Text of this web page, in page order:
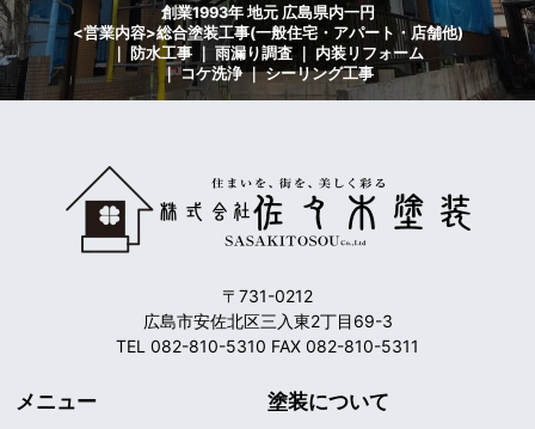
創業1993年 地元 広島県内一円
<営業内容>総合塗装工事(一般住宅・アパート・店舗他)
｜ 防水工事 ｜ 雨漏り調査 ｜ 内装リフォーム
｜ コケ洗浄 ｜ シーリング工事
〒731-0212
広島市安佐北区三入東2丁目69-3
TEL 082-810-5310 FAX 082-810-5311
メニュー 塗装について